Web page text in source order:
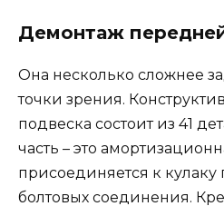
Демонтаж
Она несколько сложнее
точки зрения.
подвеска состоит из 41
часть – это
присоединяется к кулаку
болтовых соединения.